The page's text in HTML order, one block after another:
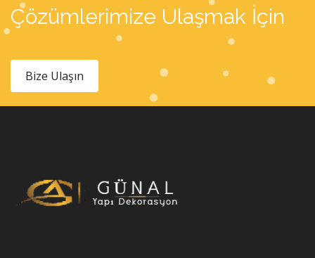
Çözümlerimize Ulaşmak İçin
Bize Ulaşın